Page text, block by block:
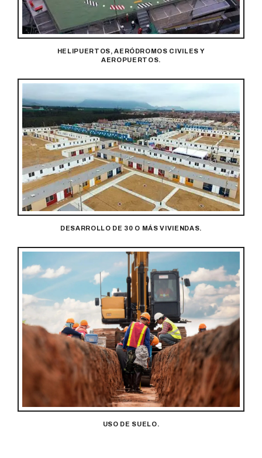
HELIPUERTOS, AERÓDROMOS CIVILES Y
AEROPUERTOS.
DESARROLLO DE 30 O MÁS VIVIENDAS.
USO DE SUELO.